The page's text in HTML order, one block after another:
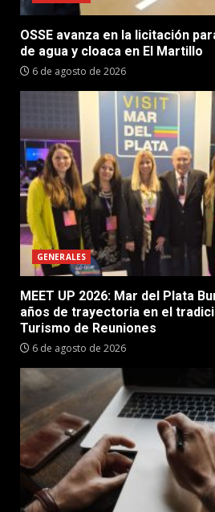
OSSE avanza en la licitación
de agua y cloaca en El Martillo
6 de agosto de 2026
GENERALES
MEET UP 2026: Mar del Plata
años de trayectoria en el
Turismo de Reuniones
6 de agosto de 2026